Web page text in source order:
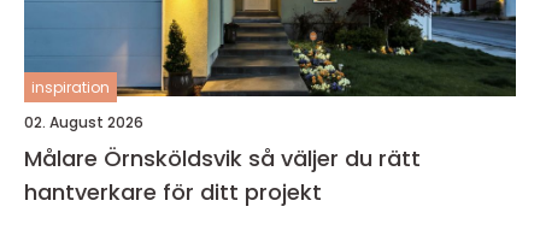
inspiration
02. August 2026
Målare Örnsköldsvik så väljer du rätt
hantverkare för ditt projekt